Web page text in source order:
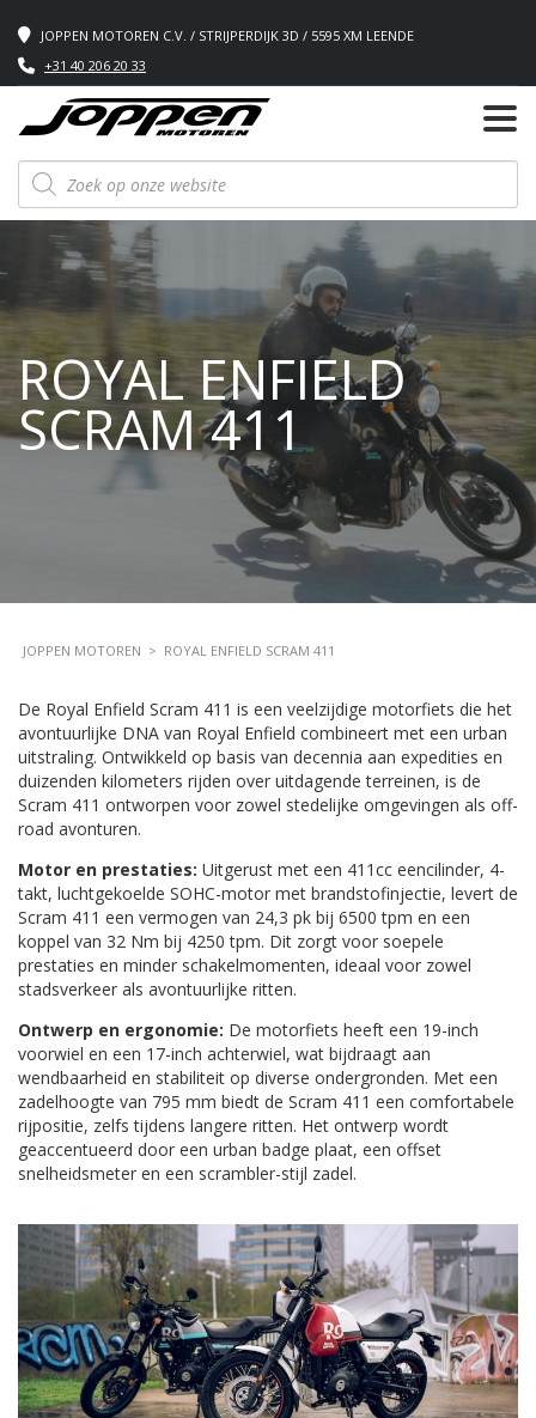
JOPPEN MOTOREN C.V. / STRIJPERDIJK 3D / 5595 XM LEENDE
+31 40 206 20 33
Producten
zoeken
ROYAL ENFIELD
SCRAM 411
JOPPEN MOTOREN > ROYAL ENFIELD SCRAM 411
De Royal Enfield Scram 411 is een veelzijdige motorfiets die het
avontuurlijke DNA van Royal Enfield combineert met een urban
uitstraling. Ontwikkeld op basis van decennia aan expedities en
duizenden kilometers rijden over uitdagende terreinen, is de
Scram 411 ontworpen voor zowel stedelijke omgevingen als off-
road avonturen.
Motor en prestaties: Uitgerust met een 411cc eencilinder, 4-
takt, luchtgekoelde SOHC-motor met brandstofinjectie, levert de
Scram 411 een vermogen van 24,3 pk bij 6500 tpm en een
koppel van 32 Nm bij 4250 tpm. Dit zorgt voor soepele
prestaties en minder schakelmomenten, ideaal voor zowel
stadsverkeer als avontuurlijke ritten.
Ontwerp en ergonomie: De motorfiets heeft een 19-inch
voorwiel en een 17-inch achterwiel, wat bijdraagt aan
wendbaarheid en stabiliteit op diverse ondergronden. Met een
zadelhoogte van 795 mm biedt de Scram 411 een comfortabele
rijpositie, zelfs tijdens langere ritten. Het ontwerp wordt
geaccentueerd door een urban badge plaat, een offset
snelheidsmeter en een scrambler-stijl zadel.